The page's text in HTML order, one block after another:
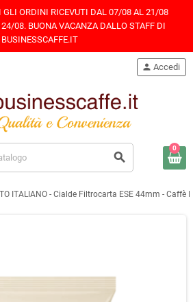
GLI ORDINI RICEVUTI DAL 07/08 AL 21/08
08. BUONA VACANZA DALLO STAFF DI
BUSINESSCAFFE.IT
search
person Accedi
0
ITALIANO - Cialde Filtrocarta ESE 44mm - Caffè